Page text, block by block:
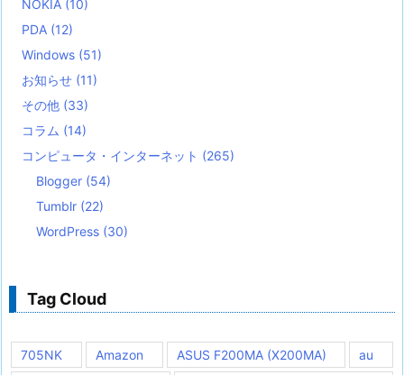
NOKIA (10)
PDA (12)
Windows (51)
お知らせ (11)
その他 (33)
コラム (14)
コンピュータ・インターネット (265)
Blogger (54)
Tumblr (22)
WordPress (30)
Tag Cloud
705NK Amazon ASUS F200MA (X200MA)
au